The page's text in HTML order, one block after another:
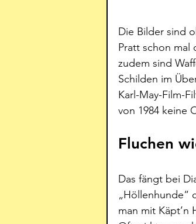
Die Bilder sind
Pratt schon mal
zudem sind
Schilden im
Karl-May-Film-
von 1984 keine
Fluchen
Das fängt bei
„Höllenhunde“
man mit Käpt’n